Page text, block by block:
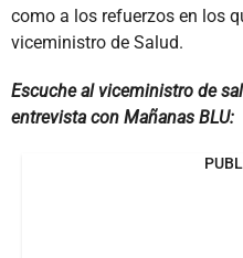
como a los refuerzos en los
viceministro de Salud.
Escuche al viceministro de
entrevista con Mañanas BLU: